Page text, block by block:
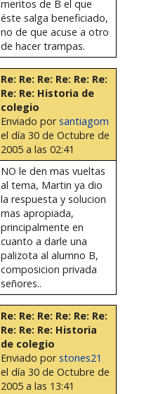
meritos de B el que
éste salga beneficiado,
no de que acuse a otro
de hacer trampas.
Re: Re: Re: Re: Re: Re:
Re: Re: Historia de
colegio
Enviado porsantiagom
el día 30 de Octubre de
2005 a las 02:41
NO le den mas vueltas
al tema, Martin ya dio
la respuesta y solucion
mas apropiada,
principalmente en
cuanto a darle una
palizota al alumno B,
composicion privada
señores..
Re: Re: Re: Re: Re: Re:
Re: Re: Re: Historia
de colegio
Enviado porstones21
el día 30 de Octubre de
2005 a las 13:41